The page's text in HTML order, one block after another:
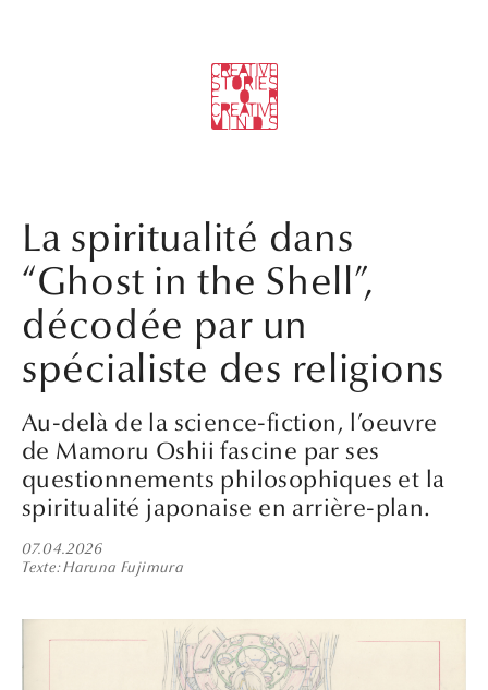
La spiritualité dans
“Ghost in the Shell”,
décodée par un
spécialiste des religions
Au-delà de la science-fiction, l’oeuvre
de Mamoru Oshii fascine par ses
questionnements philosophiques et la
spiritualité japonaise en arrière-plan.
07.04.2026
Texte Haruna Fujimura